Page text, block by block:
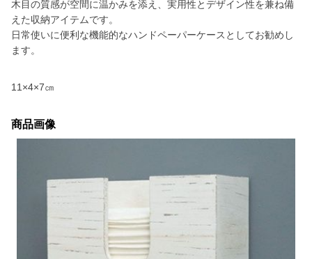
木目の質感が空間に温かみを添え、実用性とデザイン性を兼ね備
えた収納アイテムです。
日常使いに便利な機能的なハンドペーパーケースとしてお勧めし
ます。
11×4×7㎝
商品画像